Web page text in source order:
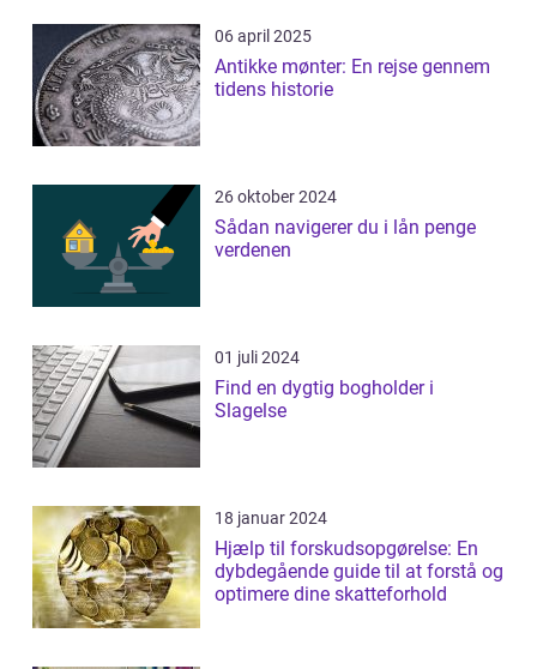
06 april 2025
Antikke mønter: En rejse gennem
tidens historie
26 oktober 2024
Sådan navigerer du i lån penge
verdenen
01 juli 2024
Find en dygtig bogholder i
Slagelse
18 januar 2024
Hjælp til forskudsopgørelse: En
dybdegående guide til at forstå og
optimere dine skatteforhold